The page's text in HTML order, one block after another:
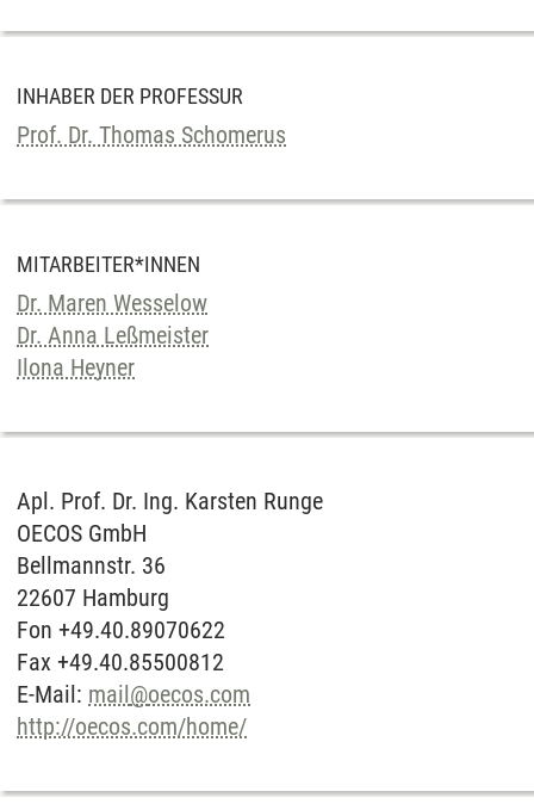
INHABER DER PROFESSUR
Prof. Dr. Thomas Schomerus
MITARBEITER*INNEN
Dr. Maren Wesselow
Dr. Anna Leßmeister
Ilona Heyner
Apl. Prof. Dr. Ing. Karsten Runge
OECOS GmbH
Bellmannstr. 36
22607 Hamburg
Fon +49.40.89070622
Fax +49.40.85500812
E-Mail: mail@oecos.com
http://oecos.com/home/